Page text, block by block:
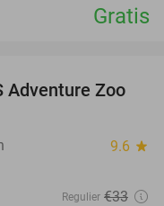
Gratis
24%
Adventure Zoo
9.6 star
Regulier €33